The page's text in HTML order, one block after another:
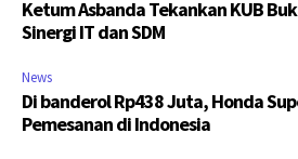
Ketum Asbanda Tekankan KUB
Sinergi IT dan SDM
News
Di banderol Rp438 Juta, Honda
Pemesanan di Indonesia